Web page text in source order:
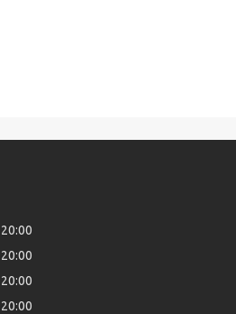
20:00
20:00
20:00
20:00